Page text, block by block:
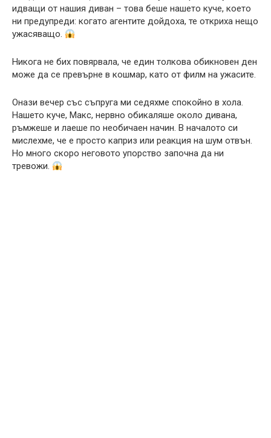
идващи от нашия диван – това беше нашето куче, което
ни предупреди: когато агентите дойдоха, те откриха нещо
ужасяващо.
Никога не бих повярвала, че един толкова обикновен ден
може да се превърне в кошмар, като от филм на ужасите.
Онази вечер със съпруга ми седяхме спокойно в хола.
Нашето куче, Макс, нервно обикаляше около дивана,
ръмжеше и лаеше по необичаен начин. В началото си
мислехме, че е просто каприз или реакция на шум отвън.
Но много скоро неговото упорство започна да ни
тревожи.